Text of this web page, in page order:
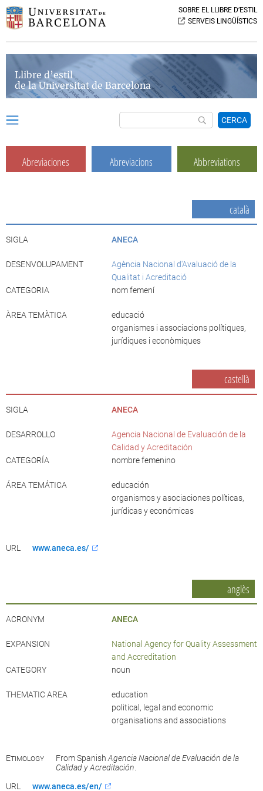
SOBRE EL LLIBRE D’ESTIL
SERVEIS LINGÜÍSTICS
Llibre d’estil
de la Universitat de Barcelona
CERCA
Abreviaciones Abreviacions Abbreviations
català
SIGLA ANECA
DESENVOLUPAMENT
Agència Nacional d'Avaluació de la
Qualitat i Acreditació
CATEGORIA
nom femení
ÀREA TEMÀTICA
educació
organismes i associacions polítiques,
jurídiques i econòmiques
castellà
SIGLA ANECA
DESARROLLO
Agencia Nacional de Evaluación de la
Calidad y Acreditación
CATEGORÍA
nombre femenino
ÁREA TEMÁTICA
educación
organismos y asociaciones políticas,
jurídicas y económicas
URL www.aneca.es/
anglès
ACRONYM ANECA
EXPANSION
National Agency for Quality Assessment
and Accreditation
CATEGORY
noun
THEMATIC AREA
education
political, legal and economic
organisations and associations
Etimology From SpanishAgencia Nacional de Evaluación de la
Calidad y Acreditación.
URL
www.aneca.es/en/